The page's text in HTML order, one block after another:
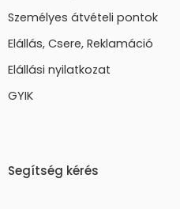
Személyes átvételi pontok
Elállás, Csere, Reklamáció
Elállási nyilatkozat
GYIK
Segítség kérés